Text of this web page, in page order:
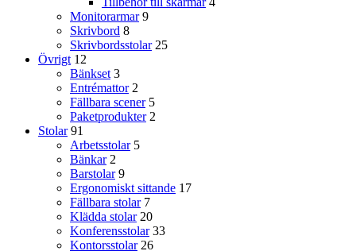
Monitorarmar 9
Skrivbord 8
Skrivbordsstolar 25
Övrigt 12
Bänkset 3
Entrémattor 2
Fällbara scener 5
Paketprodukter 2
Stolar 91
Arbetsstolar 5
Bänkar 2
Barstolar 9
Ergonomiskt sittande 17
Fällbara stolar 7
Klädda stolar 20
Konferensstolar 33
Kontorsstolar 26